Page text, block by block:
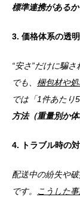
標準連携がある
3. 価格体系の透
“安さ”だけに騙
でも、 梱包材や
では「1件あたり
方法（重量別か体
4. トラブル時の
配送中の紛失や
です。
こうした